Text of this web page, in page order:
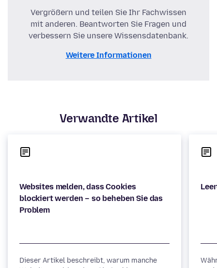
Vergrößern und teilen Sie Ihr Fachwissen
mit anderen. Beantworten Sie Fragen und
verbessern Sie unsere Wissensdatenbank.
Weitere Informationen
Verwandte Artikel
Websites melden, dass Cookies
blockiert werden – so beheben Sie das
Problem
Dieser Artikel beschreibt, warum manche